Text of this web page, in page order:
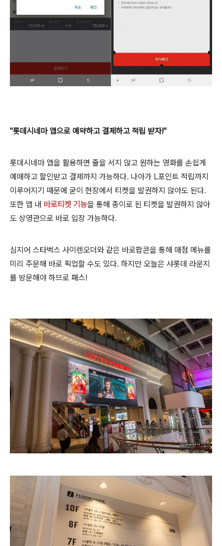
"롯데시네마 앱으로 예약하고 결제하고 적립 받자!"
롯데시네마 앱을 활용하면 줄을 서지 않고 원하는 영화를 손쉽게
예매하고 할인받고 결제까지 가능하다. 나아가 L포인트 적립까지
이루어지기 때문에 굳이 현장에서 티켓을 발권하지 않아도 된다.
또한 앱 내 바로티켓 기능을 통해 종이로 된 티켓을 발권하지 않아
도 상영관으로 바로 입장 가능하다.
심지어 스타벅스 사이렌오더와 같은 바로팝콘을 통해 매점 메뉴를
미리 주문해 바로 픽업할 수도 있다. 하지만 오늘은 샤롯데 라운지
를 방문해야 하므로 패스!